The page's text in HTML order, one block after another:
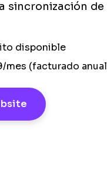
sincronización
disponible
mes (facturado